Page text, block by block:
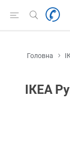
Головна
ІКЕА